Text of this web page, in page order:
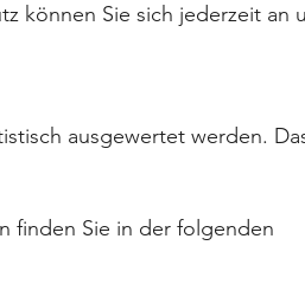
können Sie sich jederzeit an
ausgewertet werden.
finden Sie in der folgenden